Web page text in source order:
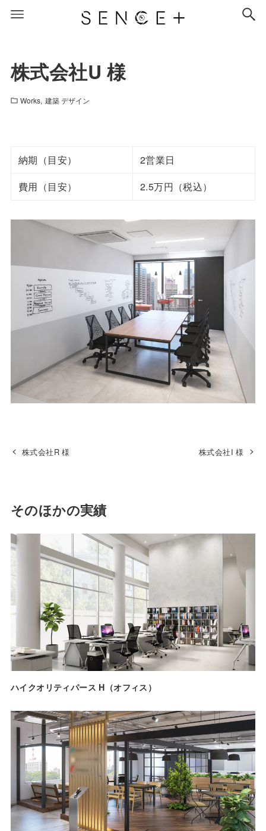
株式会社U 様
Works 建築 デザイン
納期（目安）
2営業日
費用（目安）
2.5万円（税込）
株式会社R 様 株式会社I 様
そのほかの実績
ハイクオリティパース H（オフィス）